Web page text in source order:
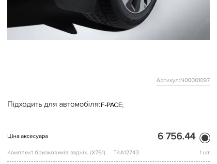
Артикул:N00001097
Підходить для автомобіля:F-PACE;
Ціна аксесуара 6 756.44
Комплект бризковиків задніх, (Х761) T4A12743 1 шт